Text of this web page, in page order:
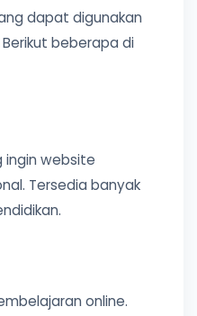
dapat digunakan
beberapa di
ingin website
Tersedia banyak
online.